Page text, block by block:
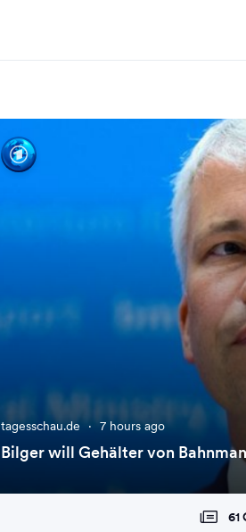
tagesschau.de · 7 hours ago
Bilger will Gehälter von
61